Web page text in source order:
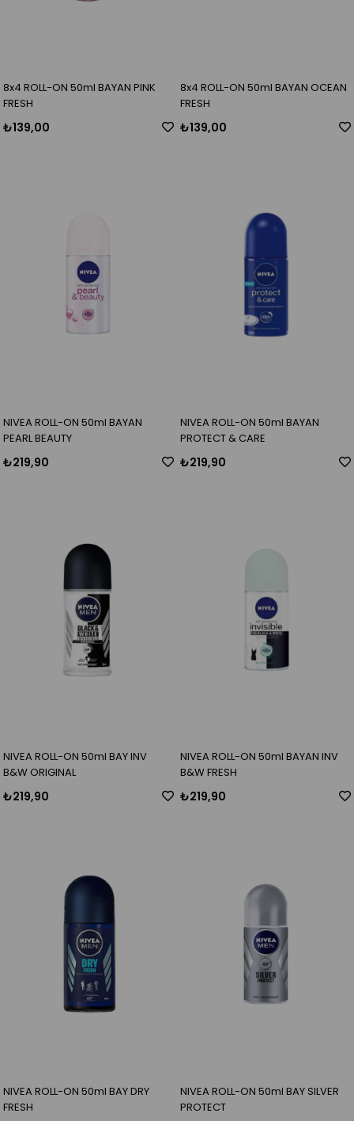
8x4 ROLL-ON 50ml BAYAN PINK
FRESH
₺139,00
8x4 ROLL-ON 50ml BAYAN OCEAN
FRESH
₺139,00
NIVEA ROLL-ON 50ml BAYAN
PEARL BEAUTY
₺219,90
NIVEA ROLL-ON 50ml BAYAN
PROTECT & CARE
₺219,90
NIVEA ROLL-ON 50ml BAY INV
B&W ORIGINAL
₺219,90
NIVEA ROLL-ON 50ml BAYAN INV
B&W FRESH
₺219,90
NIVEA ROLL-ON 50ml BAY DRY
FRESH
NIVEA ROLL-ON 50ml BAY SILVER
PROTECT